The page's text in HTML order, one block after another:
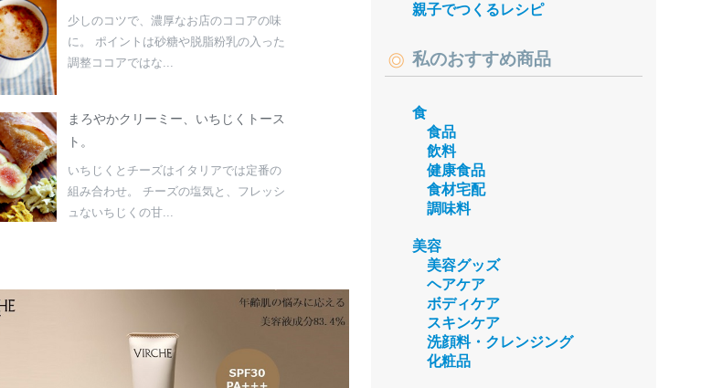
少しのコツで、濃厚なお店のココアの味
に。 ポイントは砂糖や脱脂粉乳の入った
調整ココアではな...
まろやかクリーミー、いちじくトース
ト。
いちじくとチーズはイタリアでは定番の
組み合わせ。 チーズの塩気と、フレッシ
ュないちじくの甘...
親子でつくるレシピ
私のおすすめ商品
食
食品
飲料
健康食品
食材宅配
調味料
美容
美容グッズ
ヘアケア
ボディケア
スキンケア
洗顔料・クレンジング
化粧品